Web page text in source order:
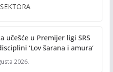
učešće u Premijer ligi SRS
‘Lov šarana i amura’
2026.